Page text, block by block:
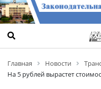
Главная Новости
На 5 рублей вырастет